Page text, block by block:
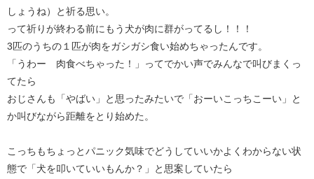
しょうね）と祈る思い。
って祈りが終わる前にもう犬が肉に群がってるし！！！
3匹のうちの１匹が肉をガシガシ食い始めちゃったんです。
「うわー 肉食べちゃった！」ってでかい声でみんなで叫びまくっ
てたら
おじさんも「やばい」と思ったみたいで「おーいこっちこーい」と
か叫びながら距離をとり始めた。
こっちもちょっとパニック気味でどうしていいかよくわからない状
態で「犬を叩いていいもんか？」と思案していたら